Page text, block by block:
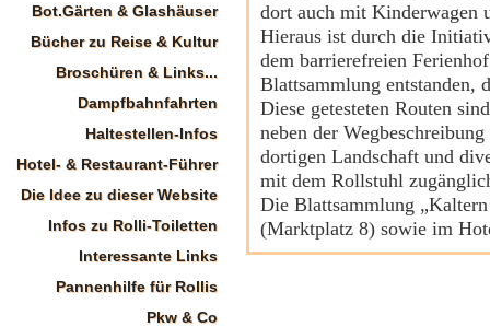
Bot.Gärten & Glashäuser
Bücher zu Reise & Kultur
Broschüren & Links...
Dampfbahnfahrten
Haltestellen-Infos
Hotel- & Restaurant-Führer
Die Idee zu dieser Website
Infos zu Rolli-Toiletten
Interessante Links
Pannenhilfe für Rollis
Pkw & Co
dort auch mit Kinderwagen
Hieraus ist durch die
dem barrierefreien
Blattsammlung entstanden,
Diese getesteten Routen
neben der
dortigen Landschaft und
mit dem Rollstuhl
Die Blattsammlung
(Marktplatz 8) sowie im